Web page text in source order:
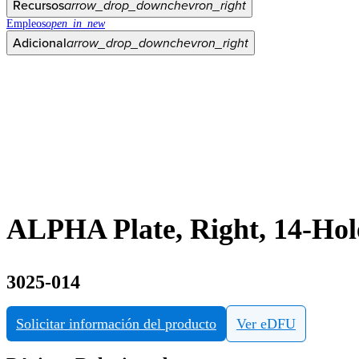
Recursosarrow_drop_downchevron_right
Empleosopen_in_new
Adicionalarrow_drop_downchevron_right
ALPHA Plate, Right, 14-
3025-014
Solicitar información del producto Ver eDFU